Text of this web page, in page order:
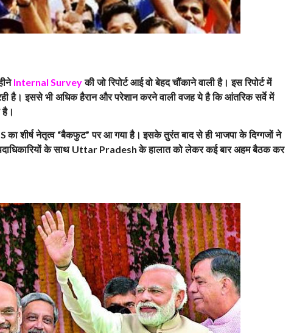
Internal Surveyकी जो रिपोर्ट आई वो बेहद चौंकाने वाली है। इस रिपोर्ट में
है। इससे भी अधिक हैरान और परेशान करने वाली वजह ये है कि आंतरिक सर्वे में
है।
का शीर्ष नेतृत्व “बैकफुट” पर आ गया है। इसके तुरंत बाद से ही भाजपा के दिग्गजों ने
के साथ Uttar Pradeshके हालात को लेकर कई बार अहम बैठक कर